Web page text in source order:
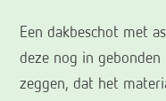
Een dakbeschot met
deze nog in gebonden
zeggen, dat het